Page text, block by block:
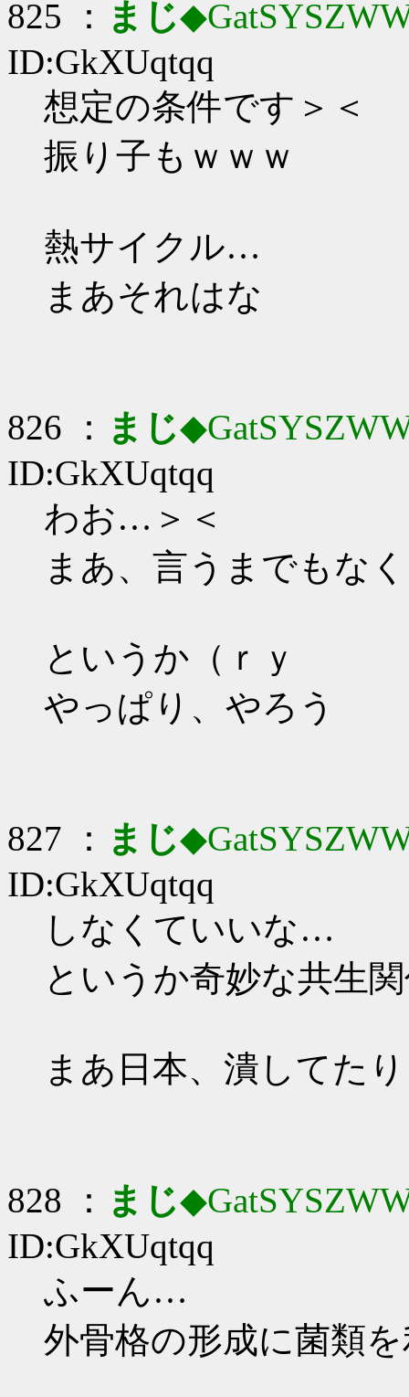
825 ： まじ
ID:GkXUqtqq
想定の条件です＞＜
振り子もｗｗｗ
熱サイクル…
まあそれはな
826 ： まじ
ID:GkXUqtqq
わお…＞＜
まあ、言うまでもな
というか（ｒｙ
やっぱり、やろう
827 ： まじ
ID:GkXUqtqq
しなくていいな…
というか奇妙な共生
まあ日本、潰してた
828 ： まじ
ID:GkXUqtqq
ふーん…
外骨格の形成に菌類